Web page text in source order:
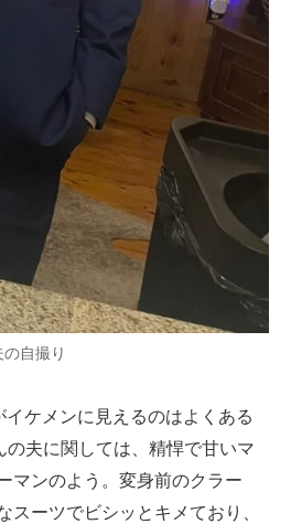
自撮り
ケメンに見えるのはよくある
の夫に関しては、精悍で甘いマ
マンのよう。変身前のクラー
スーツでビシッとキメており、